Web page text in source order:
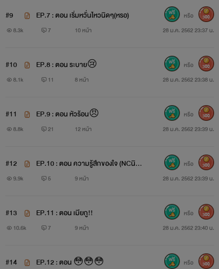
" มันไม่สายไปหรอ"
นิยายเรื่องนี้อาจมีคำหยาบ ไม่ถูกใจกดออกเลยนะคะ
#9 EP.7 : ตอน เริ่มหวั่นไหวนิดๆ(หรอ)
8.3k 7 10 หน้า 28 ม.ค. 2562 23:37 น.
หรือ 300
#10 EP.8 : ตอน ระบาย😢
8.1k 11 8 หน้า 28 ม.ค. 2562 23:38 น.
หรือ 300
#11 EP.9 : ตอน หัวร้อน😠
8.8k 21 12 หน้า 28 ม.ค. 2562 23:39 น.
หรือ 300
#12
EP.10 : ตอน ความรู้สึกของใจ (NCนิด
ๆ)
9.9k 5 9 หน้า 28 ม.ค. 2562 23:39 น.
หรือ 300
#13 EP.11 : ตอน เมียกู!!
10.6k 7 9 หน้า 28 ม.ค. 2562 23:40 น.
หรือ 300
#14 EP.12 : ตอน 😳😳😳 หรือ 300